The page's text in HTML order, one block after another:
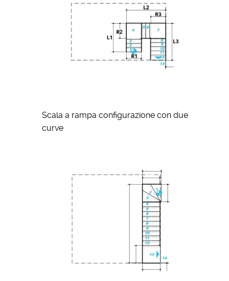
Scala a rampa configurazione con due
curve